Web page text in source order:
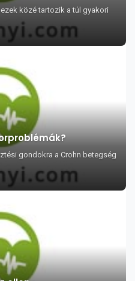
közé tartozik a túl gyakori
gondokra a Crohn betegség